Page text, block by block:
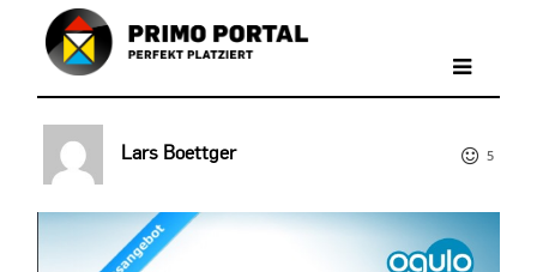
Lars Boettger 5